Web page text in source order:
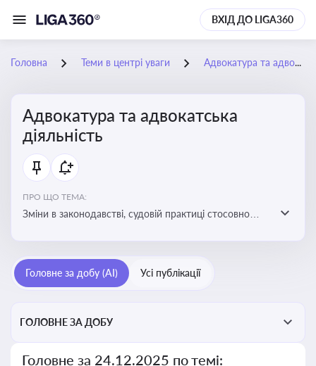
ВХІД ДО LIGA360
Головна Теми в центрі уваги Адвокатура та адвокатська діяльність
Адвокатура та адвокатська
діяльність
ПРО ЩО ТЕМА:
Зміни в законодавстві, судовій практиці стосовно
Головне за добу (AI) Усі публікації
ГОЛОВНЕ ЗА ДОБУ
Головне за 24.12.2025 по темі: